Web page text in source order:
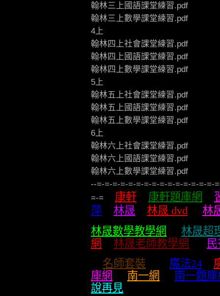
翰林三上國語課堂練習.pdf
翰林三上數學課堂練習.pdf
4上
翰林四上社會課堂練習.pdf
翰林四上國語課堂練習.pdf
翰林四上數學課堂練習.pdf
5上
翰林五上社會課堂練習.pdf
翰林五上國語課堂練習.pdf
翰林五上數學課堂練習.pdf
6上
翰林六上社會課堂練習.pdf
翰林六上國語課堂練習.pdf
翰林六上數學課堂練習.pdf
--=-=-=-=-=-=-=-=-=-=-=-=-=-=-=-
=-=
康軒 康軒題庫網
萍
林晟 林晟 dvd
林
林晟數學教學網
林晟超
網
林晟老師教學網
名師套裝
魔法24
庫網
南一網
南一題庫
說再見